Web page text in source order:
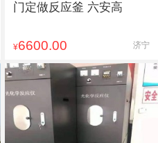
门定做反应釜 六安高
¥6600.00 济宁